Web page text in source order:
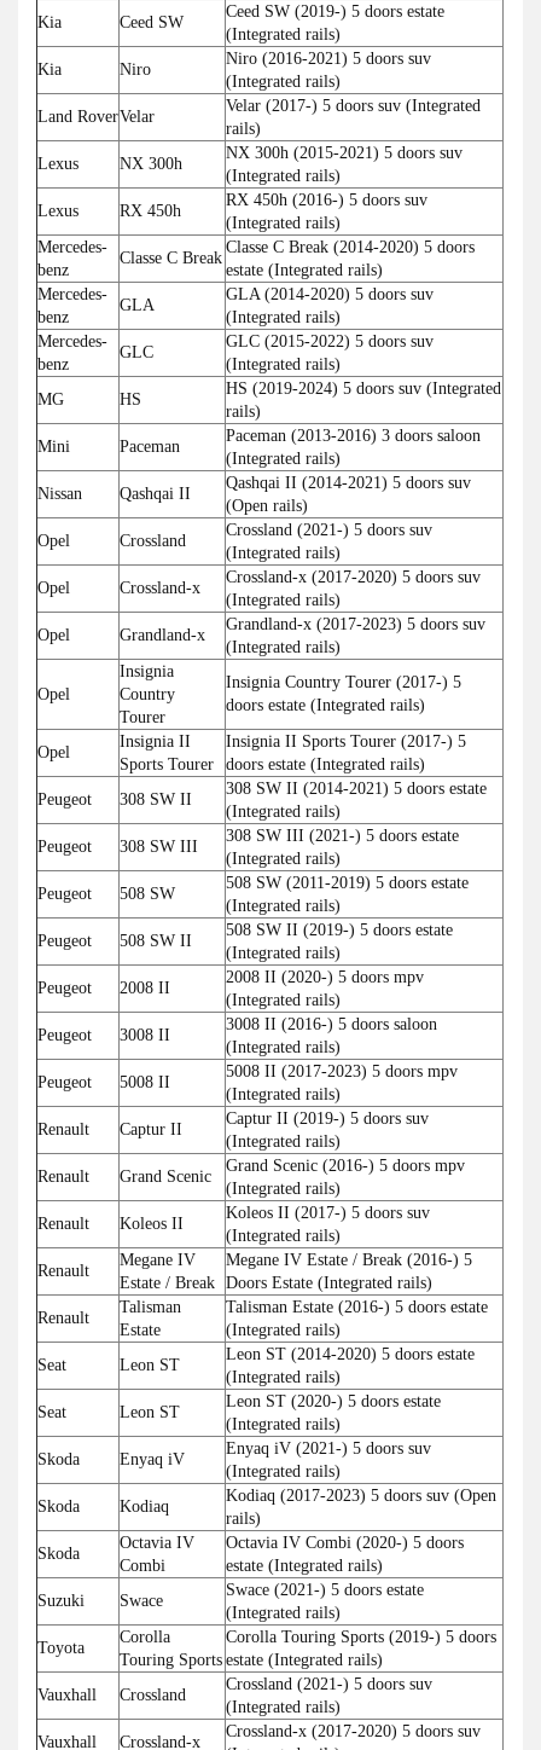
Kia
Ceed SW
Ceed SW (2019-) 5 doors estate
(Integrated rails)
Kia
Niro
Niro (2016-2021) 5 doors suv
(Integrated rails)
Land RoverVelar
Velar (2017-) 5 doors suv (Integrated
rails)
Lexus
NX 300h
NX 300h (2015-2021) 5 doors suv
(Integrated rails)
Lexus
RX 450h
RX 450h (2016-) 5 doors suv
(Integrated rails)
Mercedes-
benz
Classe C Break
Classe C Break (2014-2020) 5 doors
estate (Integrated rails)
Mercedes-
benz
GLA
GLA (2014-2020) 5 doors suv
(Integrated rails)
Mercedes-
benz
GLC
GLC (2015-2022) 5 doors suv
(Integrated rails)
MG
HS
HS (2019-2024) 5 doors suv (Integrated
rails)
Mini
Paceman
Paceman (2013-2016) 3 doors saloon
(Integrated rails)
Nissan
Qashqai II
Qashqai II (2014-2021) 5 doors suv
(Open rails)
Opel
Crossland
Crossland (2021-) 5 doors suv
(Integrated rails)
Opel
Crossland-x
Crossland-x (2017-2020) 5 doors suv
(Integrated rails)
Opel
Grandland-x
Grandland-x (2017-2023) 5 doors suv
(Integrated rails)
Opel
Insignia
Country
Tourer
Insignia Country Tourer (2017-) 5
doors estate (Integrated rails)
Opel
Insignia II
Sports Tourer
Insignia II Sports Tourer (2017-) 5
doors estate (Integrated rails)
Peugeot
308 SW II
308 SW II (2014-2021) 5 doors estate
(Integrated rails)
Peugeot
308 SW III
308 SW III (2021-) 5 doors estate
(Integrated rails)
Peugeot
508 SW
508 SW (2011-2019) 5 doors estate
(Integrated rails)
Peugeot
508 SW II
508 SW II (2019-) 5 doors estate
(Integrated rails)
Peugeot
2008 II
2008 II (2020-) 5 doors mpv
(Integrated rails)
Peugeot
3008 II
3008 II (2016-) 5 doors saloon
(Integrated rails)
Peugeot
5008 II
5008 II (2017-2023) 5 doors mpv
(Integrated rails)
Renault
Captur II
Captur II (2019-) 5 doors suv
(Integrated rails)
Renault
Grand Scenic
Grand Scenic (2016-) 5 doors mpv
(Integrated rails)
Renault
Koleos II
Koleos II (2017-) 5 doors suv
(Integrated rails)
Renault
Megane IV
Estate / Break
Megane IV Estate / Break (2016-) 5
Doors Estate (Integrated rails)
Renault
Talisman
Estate
Talisman Estate (2016-) 5 doors estate
(Integrated rails)
Seat
Leon ST
Leon ST (2014-2020) 5 doors estate
(Integrated rails)
Seat
Leon ST
Leon ST (2020-) 5 doors estate
(Integrated rails)
Skoda
Enyaq iV
Enyaq iV (2021-) 5 doors suv
(Integrated rails)
Skoda
Kodiaq
Kodiaq (2017-2023) 5 doors suv (Open
rails)
Skoda
Octavia IV
Combi
Octavia IV Combi (2020-) 5 doors
estate (Integrated rails)
Suzuki
Swace
Swace (2021-) 5 doors estate
(Integrated rails)
Toyota
Corolla
Touring Sports
Corolla Touring Sports (2019-) 5 doors
estate (Integrated rails)
Vauxhall
Crossland
Crossland (2021-) 5 doors suv
(Integrated rails)
Vauxhall
Crossland-x
Crossland-x (2017-2020) 5 doors suv